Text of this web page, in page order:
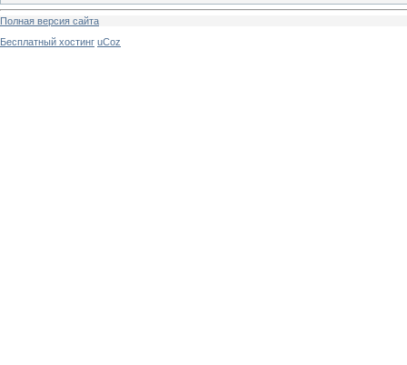
Полная версия сайта
Бесплатный хостинг uCoz